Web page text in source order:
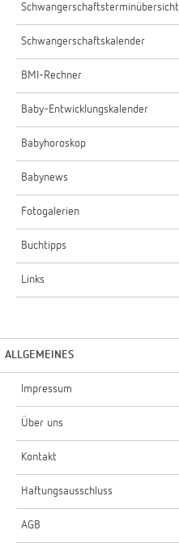
Schwangerschaftsterminübersicht
Schwangerschaftskalender
BMI-Rechner
Baby-Entwicklungskalender
Babyhoroskop
Babynews
Fotogalerien
Buchtipps
Links
ALLGEMEINES
Impressum
Über uns
Kontakt
Haftungsausschluss
AGB